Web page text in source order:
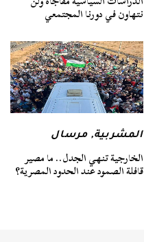
نتهاون في دورنا المجتمعي
المشربية,مرسال
الخارجية تنهي الجدل.. ما مصير
قافلة الصمود عند الحدود المصرية؟